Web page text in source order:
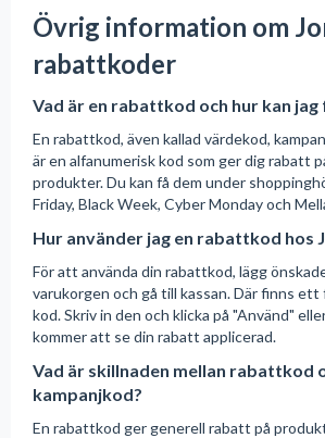
Övrig information om
rabattkoder
Vad är en rabattkod och hur kan jag
En rabattkod, även kallad värdekod,
är en alfanumerisk kod som ger dig rabatt
produkter. Du kan få dem under
Friday, Black Week, Cyber Monday och
Hur använder jag en rabattkod hos
För att använda din rabattkod, lägg
varukorgen och gå till kassan. Där finns
kod. Skriv in den och klicka på "Använd"
kommer att se din rabatt applicerad.
Vad är skillnaden mellan rabattkod
kampanjkod?
En rabattkod ger generell rabatt på